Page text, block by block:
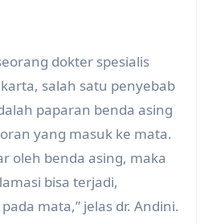
dokter spesialis
salah satu penyebab
paparan benda asing
yang masuk ke mata.
oleh benda asing, maka
bisa terjadi,
mata,” jelas dr. Andini.